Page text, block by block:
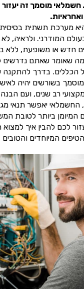
מוסמך זה
מערכת תשתית בסיסית
המודרני. ולראיה, לא
חדש או משופעת, ללא
שאומר שאתם נדרשים
הכללים. בדרך
בשורשים יהיה לאיש
רב שנים, ועם
יאפשר תנאי
המיומן ביותר לטובת
לכם להבין איך
המיוחדים והטובים